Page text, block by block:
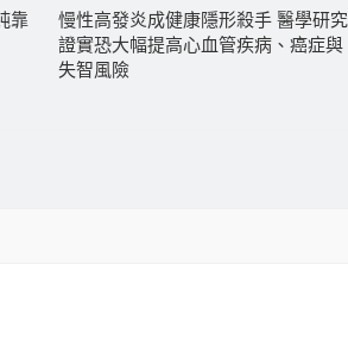
靠
慢性高發炎成健康隱形殺手 醫學研究
證實恐大幅提高心血管疾病、癌症與
失智風險